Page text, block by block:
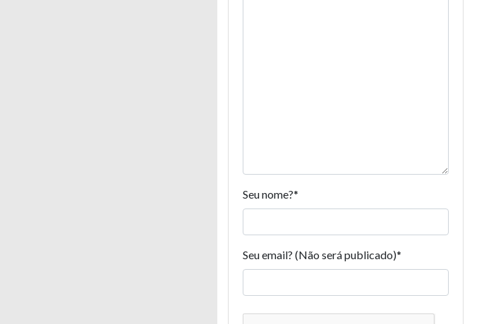
Seu nome?*
Seu email? (Não será publicado)*